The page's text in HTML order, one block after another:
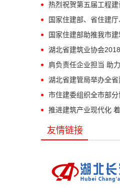
热烈祝贺第五届工程建
国家住建部、省住建厅
国家住建部助推我市
湖北省建筑业协会
肩负责任企业担当 助
湖北省建管局举办全省
市住建委组织全市部分
推进建筑产业现代化
友情链接